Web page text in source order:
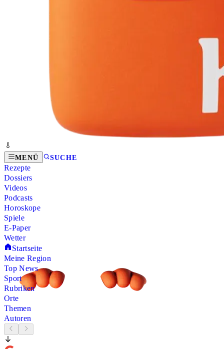
MENÜ SUCHE
Rezepte
Dossiers
Videos
Podcasts
Horoskope
Spiele
E-Paper
Wetter
Startseite
Meine Region
Top News
Sport
Rubriken
Orte
Themen
Autoren